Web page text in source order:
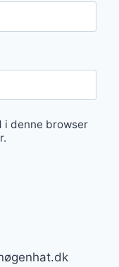
i denne browser